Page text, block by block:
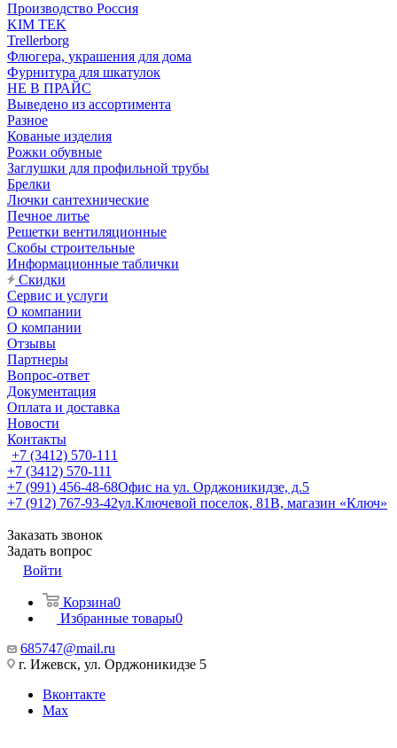
Производство Россия
KIM TEK
Trellerborg
Флюгера, украшения для дома
Фурнитура для шкатулок
НЕ В ПРАЙС
Выведено из ассортимента
Разное
Кованые изделия
Рожки обувные
Заглушки для профильной трубы
Брелки
Лючки сантехнические
Печное литье
Решетки вентиляционные
Скобы строительные
Информационные таблички
Скидки
Сервис и услуги
О компании
О компании
Отзывы
Партнеры
Вопрос-ответ
Документация
Оплата и доставка
Новости
Контакты
+7 (3412) 570-111
+7 (3412) 570-111
+7 (991) 456-48-68Офис на ул. Орджоникидзе, д.5
+7 (912) 767-93-42ул.Ключевой поселок, 81В, магазин «Ключ»
Заказать звонок
Задать вопрос
Войти
Корзина0
Избранные товары0
685747@mail.ru
г. Ижевск, ул. Орджоникидзе 5
Вконтакте
Max